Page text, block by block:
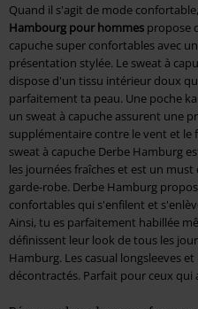
Quand il s'agit de mode confortable,
Hambourg pour hommes propose
capuche super confortables avec
présentation stylée. Le sweat à
dispose d'un tissu intérieur doux
parfaitement ta peau. Une poche
un sweat à capuche assurent une
supplémentaire contre le vent et le
sweat à capuche Derbe Hamburg
les journées fraîches et est un
garde-robe. Derbe Hamburg
confortables qui s'enfilent et
Ainsi, tu es parfaitement habillée
définissent leur look de tous les
Hamburg. Les casual longsleeves
décontractés. Parfait pour ceux qui